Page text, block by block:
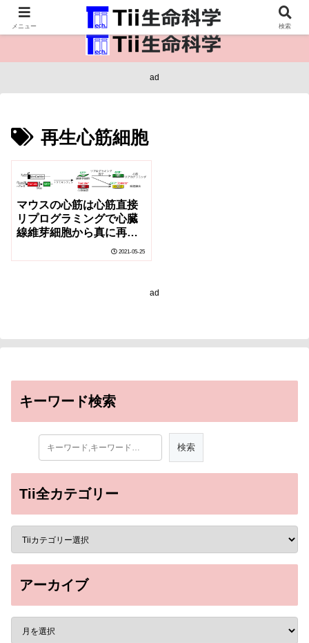
医療保健・生命・生物の情報インフラ。
ad
再生心筋細胞
マウスの心筋は心筋直接
リプログラミングで心臓
線維芽細胞から真に再生
2021-05-25
ad
キーワード検索
Tii全カテゴリー
アーカイブ
メニュー 検索